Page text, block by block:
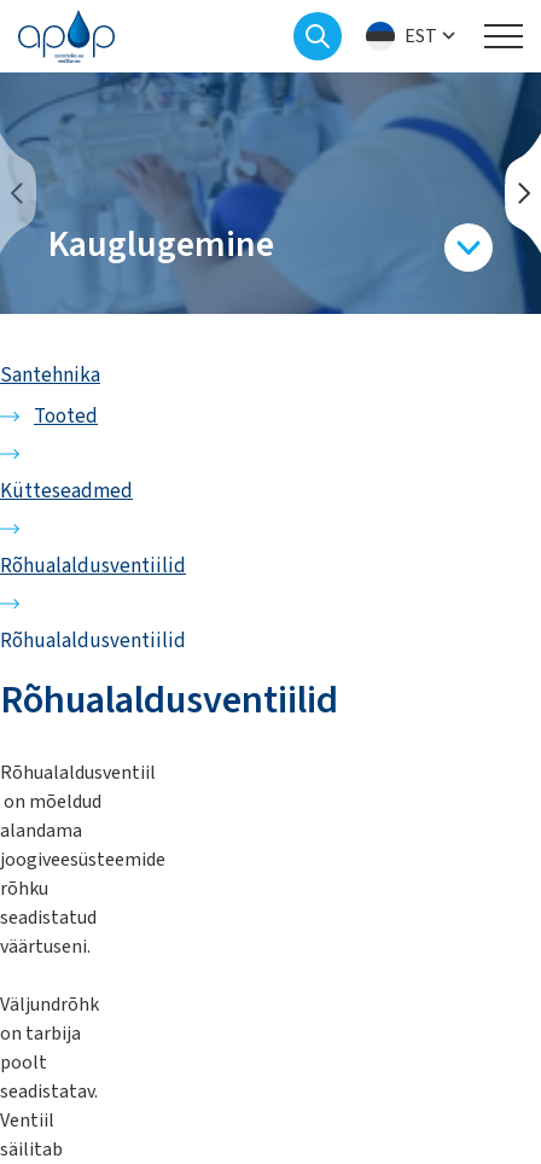
EST
Kauglugemine
Santehnika
Tooted
Kütteseadmed
Rõhualaldusventiilid
Rõhualaldusventiilid
Rõhualaldusventiilid
Rõhualaldusventiil
on mõeldud
alandama
joogiveesüsteemide
rõhku
seadistatud
väärtuseni.
Väljundrõhk
on tarbija
poolt
seadistatav.
Ventiil
säilitab